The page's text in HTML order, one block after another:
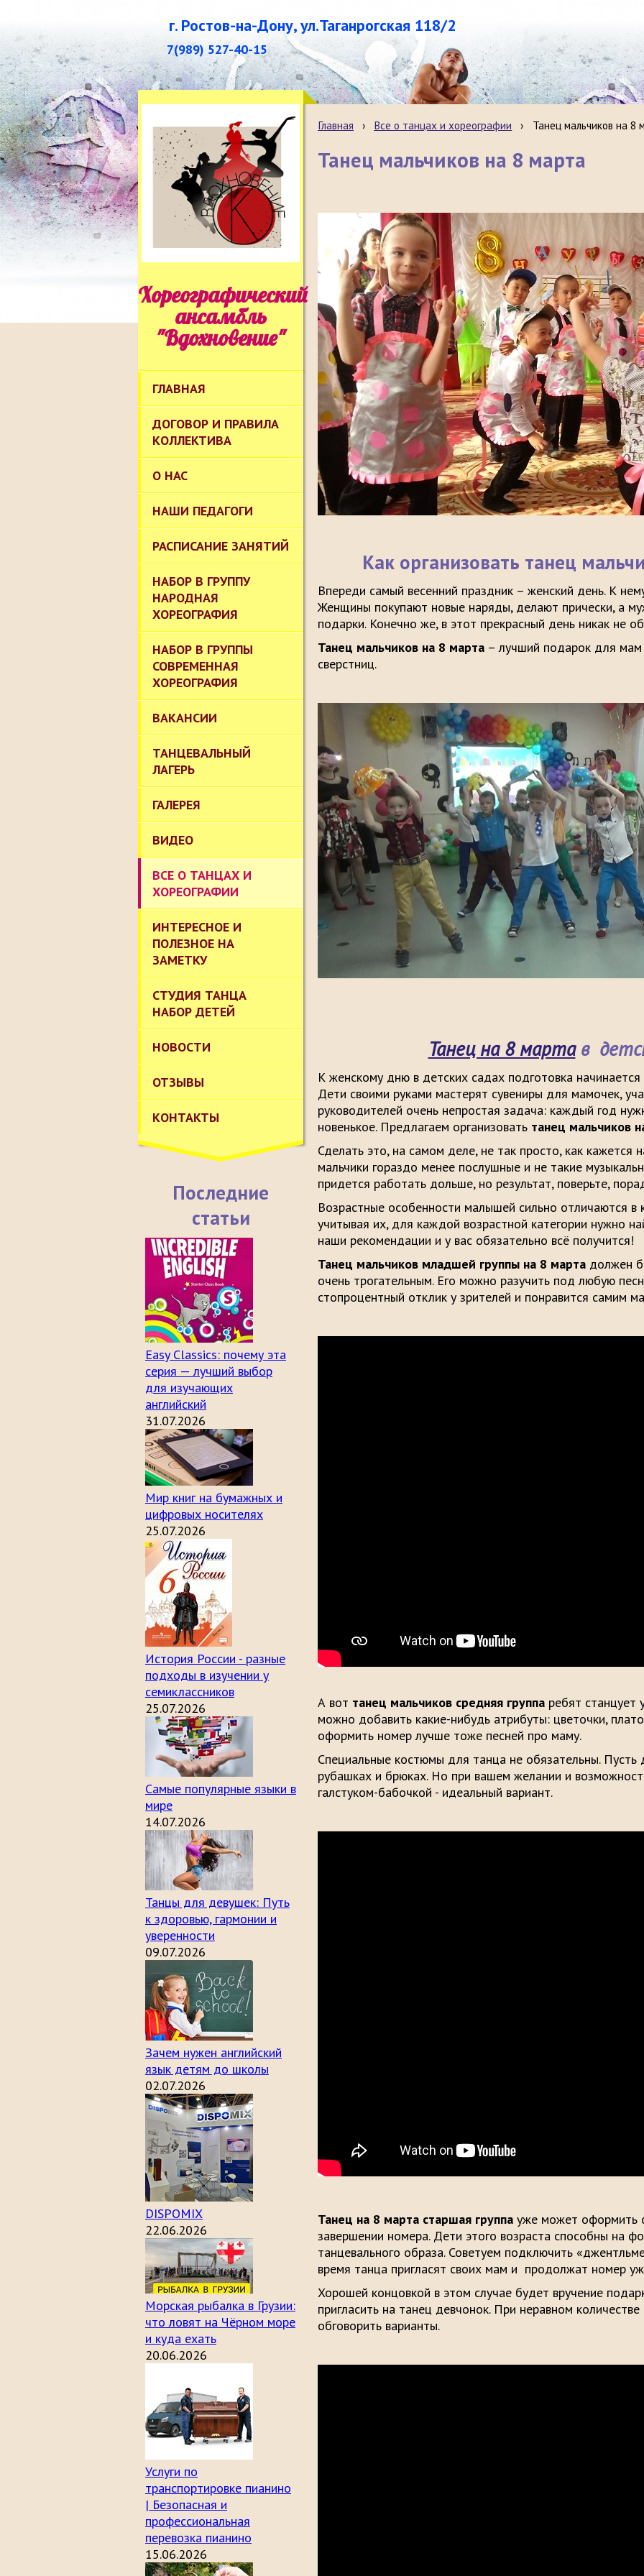
г. Ростов-на-Дону, ул.Таганрогская 118/2
7(989) 527-40-15
Хореографический
ансамбль
"Вдохновение"
ГЛАВНАЯ
ДОГОВОР И ПРАВИЛА
КОЛЛЕКТИВА
О НАС
НАШИ ПЕДАГОГИ
РАСПИСАНИЕ ЗАНЯТИЙ
НАБОР В ГРУППУ
НАРОДНАЯ
ХОРЕОГРАФИЯ
НАБОР В ГРУППЫ
СОВРЕМЕННАЯ
ХОРЕОГРАФИЯ
ВАКАНСИИ
ТАНЦЕВАЛЬНЫЙ
ЛАГЕРЬ
ГАЛЕРЕЯ
ВИДЕО
ВСЕ О ТАНЦАХ И
ХОРЕОГРАФИИ
ИНТЕРЕСНОЕ И
ПОЛЕЗНОЕ НА
ЗАМЕТКУ
СТУДИЯ ТАНЦА
НАБОР ДЕТЕЙ
НОВОСТИ
ОТЗЫВЫ
КОНТАКТЫ
Последние
статьи
Easy Classics: почему эта
серия — лучший выбор
для изучающих
английский
31.07.2026
Мир книг на бумажных и
цифровых носителях
25.07.2026
История России - разные
подходы в изучении у
семиклассников
25.07.2026
Самые популярные языки в
мире
14.07.2026
Танцы для девушек: Путь
к здоровью, гармонии и
уверенности
09.07.2026
Зачем нужен английский
язык детям до школы
02.07.2026
DISPOMIX
22.06.2026
Морская рыбалка в Грузии:
что ловят на Чёрном море
и куда ехать
20.06.2026
Услуги по
транспортировке пианино
| Безопасная и
профессиональная
перевозка пианино
15.06.2026
Главная › Все о танцах и хореографии › Танец мальчиков на 8
Танец мальчиков на 8 марта
Как организовать танец
Впереди самый весенний праздник – женский день. К
Женщины покупают новые наряды, делают прически, а
подарки. Конечно же, в этот прекрасный день никак не
Танец мальчиков на 8 марта – лучший подарок для мам
сверстниц.
Танец на 8 мартав
К женскому дню в детских садах подготовка
Дети своими руками мастерят сувениры для мамочек,
руководителей очень непростая задача: каждый год
новенькое. Предлагаем организовать танец мальчиков
Сделать это, на самом деле, не так просто, как кажется
мальчики гораздо менее послушные и не такие
придется работать дольше, но результат, поверьте,
Возрастные особенности малышей сильно отличаются в
учитывая их, для каждой возрастной категории нужно
наши рекомендации и у вас обязательно всё получится!
Танец мальчиков младшей группы на 8 марта должен
очень трогательным. Его можно разучить под любую
стопроцентный отклик у зрителей и понравится самим
А вот танец мальчиков средняя группа ребят станцует
можно добавить какие-нибудь атрибуты: цветочки,
оформить номер лучше тоже песней про маму.
Специальные костюмы для танца не обязательны.
рубашках и брюках. Но при вашем желании и
галстуком-бабочкой - идеальный вариант.
Танец на 8 марта старшая группа уже может оформить
завершении номера. Дети этого возраста способны на
танцевального образа. Советуем подключить
время танца пригласят своих мам и продолжат номер
Хорошей концовкой в этом случае будет вручение
пригласить на танец девчонок. При неравном
обговорить варианты.